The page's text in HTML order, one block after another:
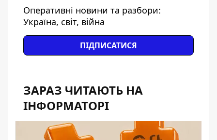
Оперативні новини та разбори:
Україна, світ, війна
ПІДПИСАТИСЯ
ЗАРАЗ ЧИТАЮТЬ НА
ІНФОРМАТОРІ